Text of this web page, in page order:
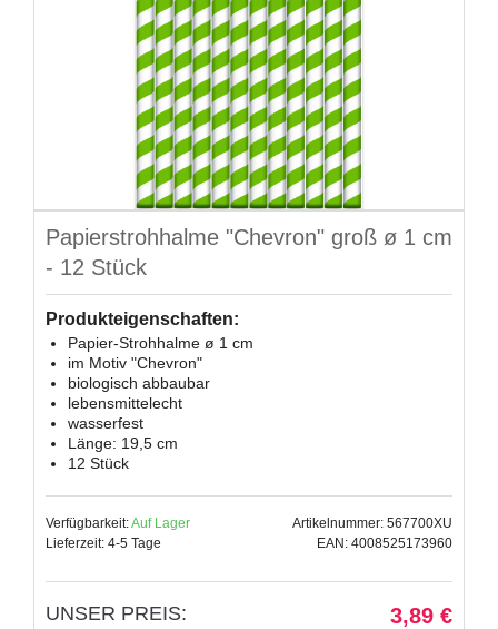
Papierstrohhalme "Chevron" groß ø 1 cm
- 12 Stück
Produkteigenschaften:
Papier-Strohhalme ø 1 cm
im Motiv "Chevron"
biologisch abbaubar
lebensmittelecht
wasserfest
Länge: 19,5 cm
12 Stück
Verfügbarkeit:Auf Lager
Lieferzeit: 4-5 Tage
Artikelnummer: 567700XU
EAN: 4008525173960
UNSER PREIS: 3,89 €